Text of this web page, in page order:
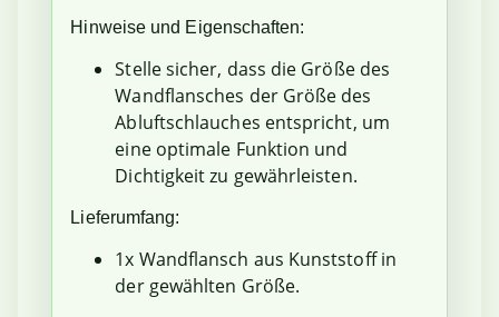
Hinweise und Eigenschaften:
Stelle sicher, dass die Größe des
Wandflansches der Größe des
Abluftschlauches entspricht, um
eine optimale Funktion und
Dichtigkeit zu gewährleisten.
Lieferumfang:
1x Wandflansch aus Kunststoff in
der gewählten Größe.